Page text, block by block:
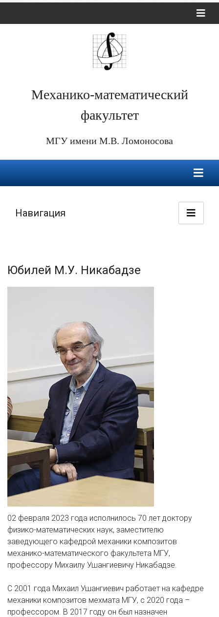
Механико-математический
факультет
МГУ имени М.В. Ломоносова
Навигация
Юбилей М.У. Никабадзе
02 февраля 2023 года исполнилось 70 лет доктору
физико-математических наук, заместителю
заведующего кафедрой механики композитов
механико-математического факультета МГУ,
профессору Михаилу Ушангиевичу Никабадзе.
C 2001 года Михаил Ушангиевич работает на кафедре
механики композитов мехмата МГУ, с 2020 года –
профессором. В 2017 году он был назначен